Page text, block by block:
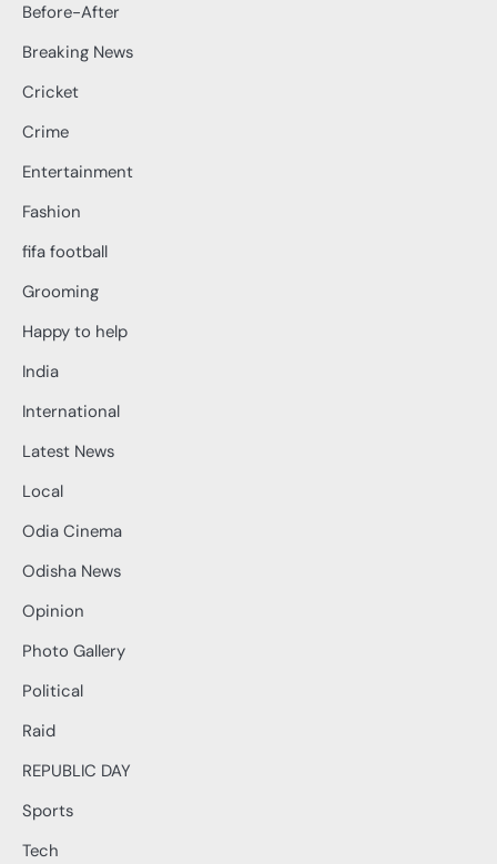
Before-After
Breaking News
Cricket
Crime
Entertainment
Fashion
fifa football
Grooming
Happy to help
India
International
Latest News
Local
Odia Cinema
Odisha News
Opinion
Photo Gallery
Political
Raid
REPUBLIC DAY
Sports
Tech